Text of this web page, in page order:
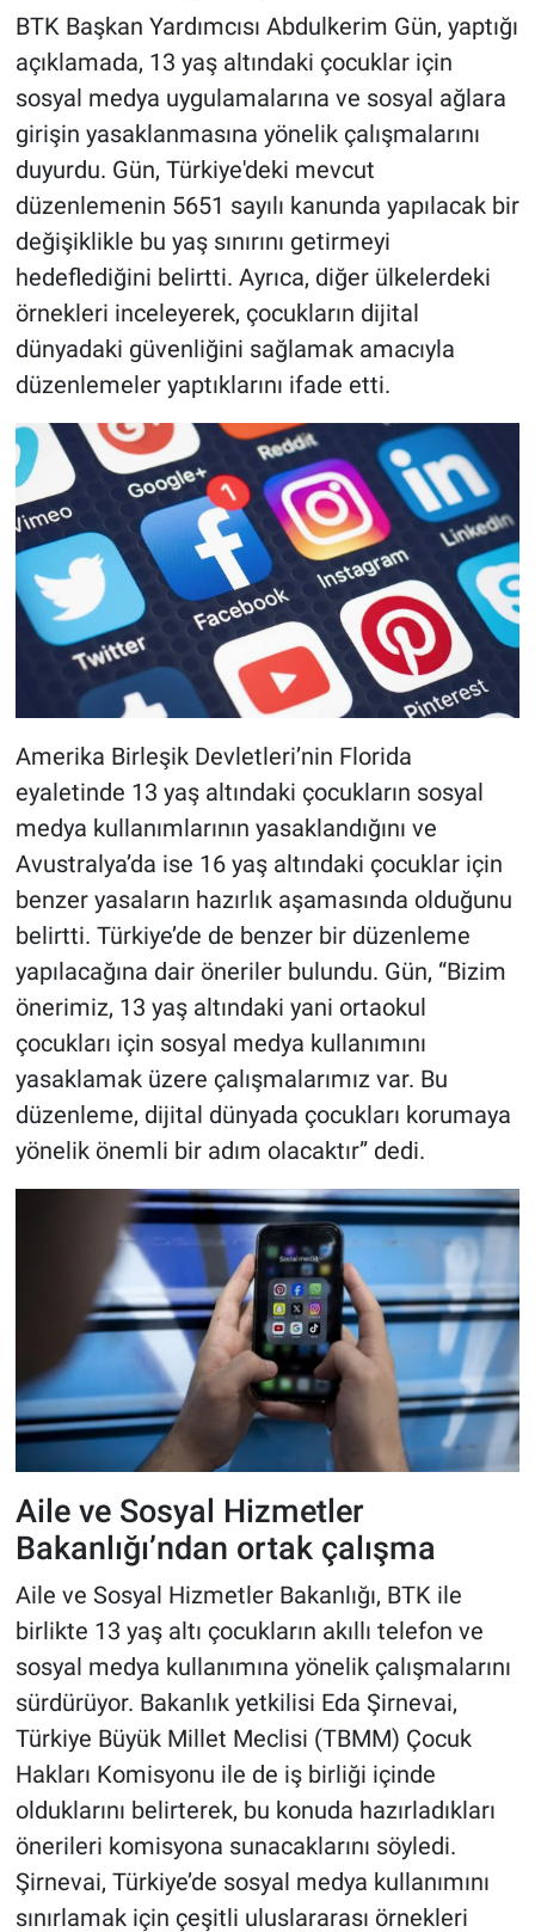
BTK Başkan Yardımcısı Abdulkerim Gün, yaptığı
açıklamada, 13 yaş altındaki çocuklar için
sosyal medya uygulamalarına ve sosyal ağlara
girişin yasaklanmasına yönelik çalışmalarını
duyurdu. Gün, Türkiye'deki mevcut
düzenlemenin 5651 sayılı kanunda yapılacak bir
değişiklikle bu yaş sınırını getirmeyi
hedeflediğini belirtti. Ayrıca, diğer ülkelerdeki
örnekleri inceleyerek, çocukların dijital
dünyadaki güvenliğini sağlamak amacıyla
düzenlemeler yaptıklarını ifade etti.
Amerika Birleşik Devletleri’nin Florida
eyaletinde 13 yaş altındaki çocukların sosyal
medya kullanımlarının yasaklandığını ve
Avustralya’da ise 16 yaş altındaki çocuklar için
benzer yasaların hazırlık aşamasında olduğunu
belirtti. Türkiye’de de benzer bir düzenleme
yapılacağına dair öneriler bulundu. Gün, “Bizim
önerimiz, 13 yaş altındaki yani ortaokul
çocukları için sosyal medya kullanımını
yasaklamak üzere çalışmalarımız var. Bu
düzenleme, dijital dünyada çocukları korumaya
yönelik önemli bir adım olacaktır” dedi.
Aile ve Sosyal Hizmetler
Bakanlığı’ndan ortak çalışma
Aile ve Sosyal Hizmetler Bakanlığı, BTK ile
birlikte 13 yaş altı çocukların akıllı telefon ve
sosyal medya kullanımına yönelik çalışmalarını
sürdürüyor. Bakanlık yetkilisi Eda Şirnevai,
Türkiye Büyük Millet Meclisi (TBMM) Çocuk
Hakları Komisyonu ile de iş birliği içinde
olduklarını belirterek, bu konuda hazırladıkları
önerileri komisyona sunacaklarını söyledi.
Şirnevai, Türkiye’de sosyal medya kullanımını
sınırlamak için çeşitli uluslararası örnekleri